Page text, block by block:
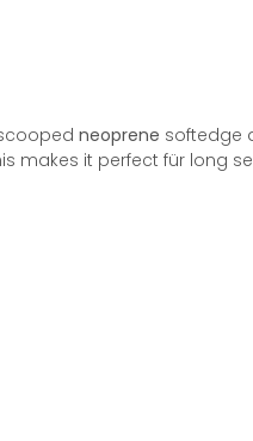
neoprene softedge
makes it perfect für long